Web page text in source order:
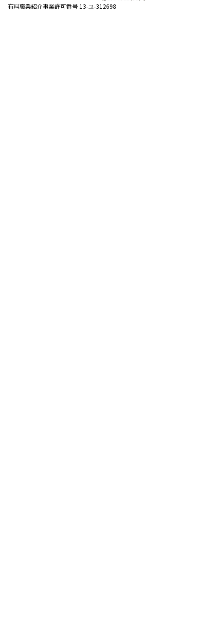
有料職業紹介事業許可番号 13-ユ-312698